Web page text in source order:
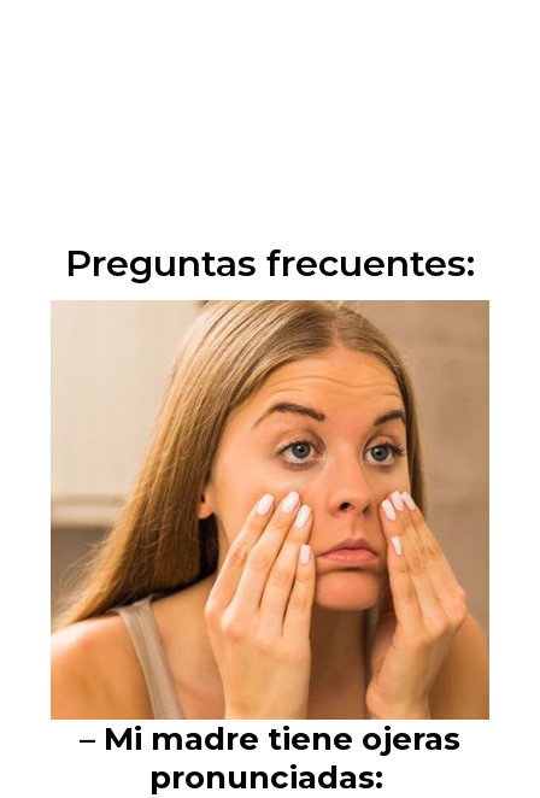
Preguntas frecuentes:
– Mi madre tiene ojeras
pronunciadas: